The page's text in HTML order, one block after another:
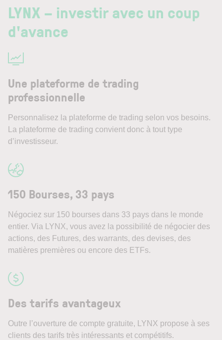
LYNX – investir avec un coup
d'avance
Une plateforme de trading
professionnelle
Personnalisez la plateforme de trading selon vos besoins.
La plateforme de trading convient donc à tout type
d’investisseur.
150 Bourses, 33 pays
Négociez sur 150 bourses dans 33 pays dans le monde
entier. Via LYNX, vous avez la possibilité de négocier des
actions, des Futures, des warrants, des devises, des
matières premières ou encore des ETFs.
Des tarifs avantageux
Outre l’ouverture de compte gratuite, LYNX propose à ses
clients des tarifs très intéressants et compétitifs.